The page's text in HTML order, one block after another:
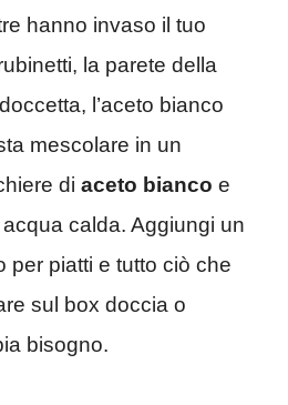
hanno invaso il tuo
la parete della
l’aceto bianco
mescolare in un
di aceto bianco e
calda. Aggiungi un
per piatti e tutto ciò che
sul box doccia o
bisogno.